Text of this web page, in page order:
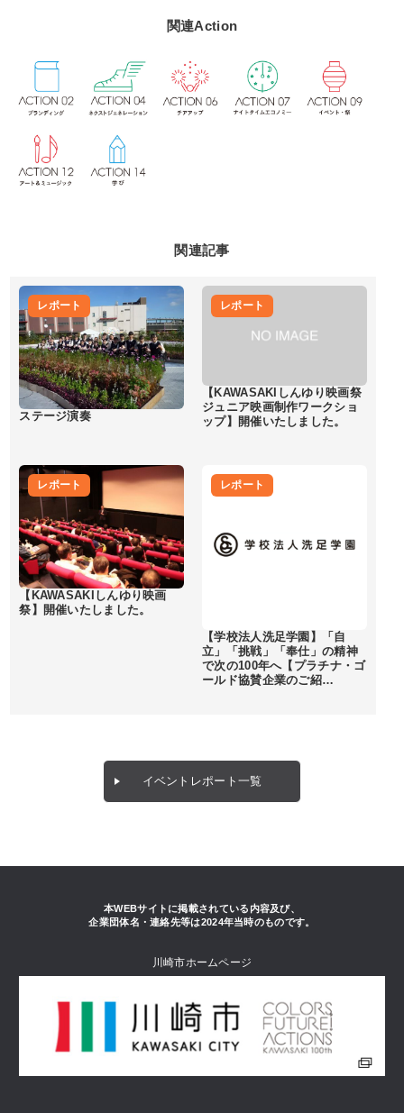
関連Action
関連記事
レポート
ステージ演奏
レポート
【KAWASAKIしんゆり映画祭
ジュニア映画制作ワークショ
ップ】開催いたしました。
レポート
【KAWASAKIしんゆり映画
祭】開催いたしました。
レポート
【学校法人洗足学園】「自
立」「挑戦」「奉仕」の精神
で次の100年へ【プラチナ・ゴ
ールド協賛企業のご紹…
イベントレポート一覧
本WEBサイトに掲載されている内容及び、
企業団体名・連絡先等は2024年当時のものです。
川崎市ホームページ